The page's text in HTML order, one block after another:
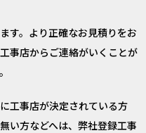
す。より正確なお見積りをお
事店からご連絡がいくことが
工事店が決定されている方
い方などへは、弊社登録工事